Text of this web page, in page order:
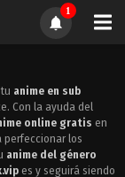
1
anime en sub
Con la ayuda del
online gratis en
perfeccionar los
anime del género
es y seguirá siendo